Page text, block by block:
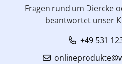
Fragen rund um Diercke
beantwortet unser
+49 531